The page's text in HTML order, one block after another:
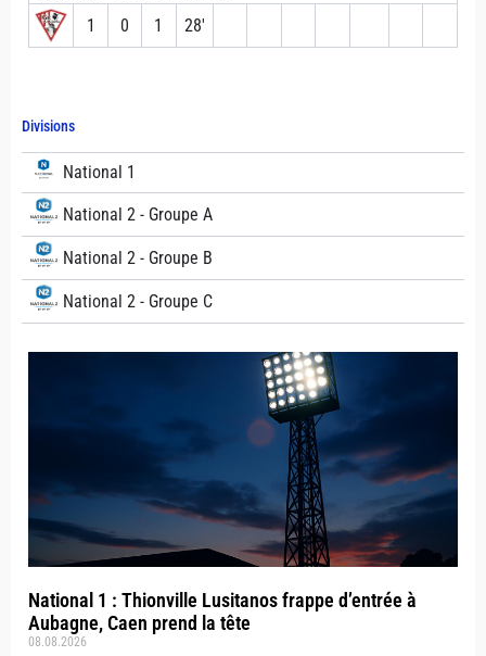
Divisions
National 1
National 2 - Groupe A
National 2 - Groupe B
National 2 - Groupe C
National 1 : Thionville Lusitanos frappe d’entrée à
Aubagne, Caen prend la tête
08.08.2026
1 0 1 28′